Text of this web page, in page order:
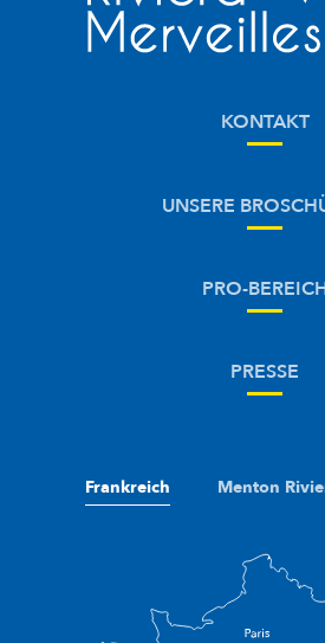
KONTAKT
UNSERE
PRO-
PRESSE
Frankreich Menton